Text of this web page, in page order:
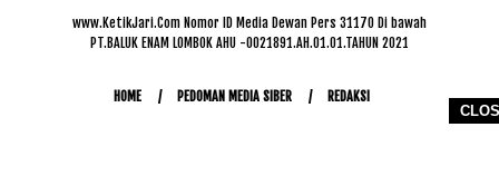
www.KetikJari.Com Nomor ID Media Dewan Pers 31170 Di bawah
PT.BALUK ENAM LOMBOK AHU -0021891.AH.01.01.TAHUN 2021
HOME PEDOMAN MEDIA SIBER REDAKSI